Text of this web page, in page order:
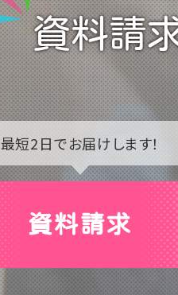
資料請
最短2日でお届けします！
資料請求